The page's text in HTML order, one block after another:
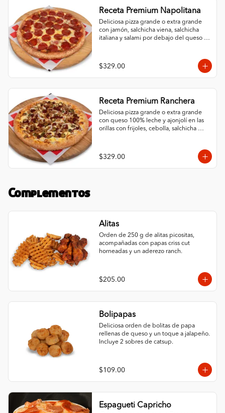
Receta Premium Napolitana
Deliciosa pizza grande o extra grande
con jamón, salchicha viena, salchicha
italiana y salami por debajo del queso
$329.00
Receta Premium Ranchera
Deliciosa pizza grande o extra grande
con queso 100% leche y ajonjolí en las
orillas con frijoles, cebolla, salchicha
$329.00
Complementos
Alitas
Orden de 250 g de alitas picositas,
acompañadas con papas criss cut
horneadas y un aderezo ranch.
$205.00
Bolipapas
Deliciosa orden de bolitas de papa
rellenas de queso y un toque a jalapeño.
Incluye 2 sobres de catsup.
$109.00
Espagueti Capricho